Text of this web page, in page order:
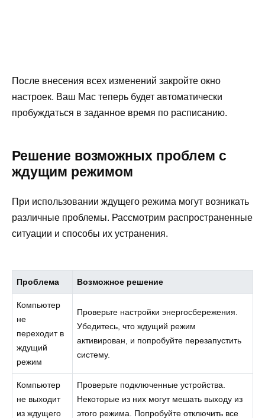
После внесения всех изменений закройте окно
настроек. Ваш Mac теперь будет автоматически
пробуждаться в заданное время по расписанию.
Решение возможных проблем с
ждущим режимом
При использовании ждущего режима могут возникать
различные проблемы. Рассмотрим распространенные
ситуации и способы их устранения.
Проблема Возможное решение
Компьютер
не
переходит в
ждущий
режим
Проверьте настройки энергосбережения.
Убедитесь, что ждущий режим
активирован, и попробуйте перезапустить
систему.
Компьютер
не выходит
из ждущего
Проверьте подключенные устройства.
Некоторые из них могут мешать выходу из
этого режима. Попробуйте отключить все